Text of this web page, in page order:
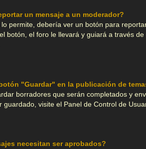
un mensaje a un moderador?
permite, debería ver un botón para
botón, el foro le llevará y guiará a través
"Guardar" en la publicación de
borradores que serán completados y
guardado, visite el Panel de Control de
necesitan ser aprobados?